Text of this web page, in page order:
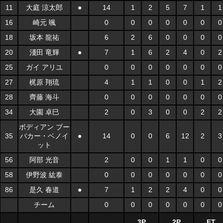
11 大庭 涼太郎 ● 14 1 2 5 7 1
1
16
崎元 颯 0 0 0 0 0 0
0
18
坂本 龍祐 6 2 6 0 0 0
0
20
淺田 竜輝 ● 7 1 6 2 4 0
2
25
ガイ アリユ 0 0 0 0 0 0
0
27
梶原 翔琉 4 1 1 0 0 1
2
28
齊藤 海斗 0 0 0 0 0 0
0
34
大園 卓巳 2 0 3 0 0 2 2
35
ボディアン ブー
バカー・ベノイ
ット
● 14 0 0 6 12 2 3
56 阿部 光音 2 0 0 1 1 0
0
58
伊野波 紘泰 0 0 0 0 0 0
0
86
是久 春道 ● 7 1 2 2 4 0
0
チーム
0 0 0 0 0 0 0